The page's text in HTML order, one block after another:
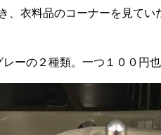
、衣料品のコーナーを見て
ーの２種類。一つ１００円